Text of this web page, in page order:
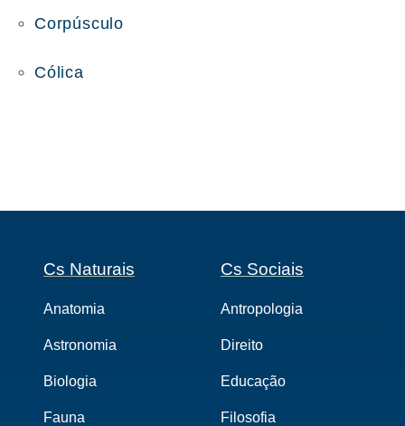
Corpúsculo
Cólica
Cs Naturais
Anatomia
Astronomia
Biologia
Fauna
Cs Sociais
Antropologia
Direito
Educação
Filosofia